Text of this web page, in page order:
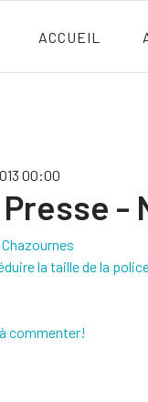
ACCUEIL
00:00
Presse -
la taille de la
commenter!